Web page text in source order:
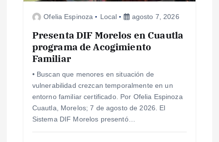
Ofelia Espinoza Local agosto 7, 2026
Presenta DIF Morelos en Cuautla
programa de Acogimiento
Familiar
• Buscan que menores en situación de
vulnerabilidad crezcan temporalmente en un
entorno familiar certificado. Por Ofelia Espinoza
Cuautla, Morelos; 7 de agosto de 2026. El
Sistema DIF Morelos presentó…